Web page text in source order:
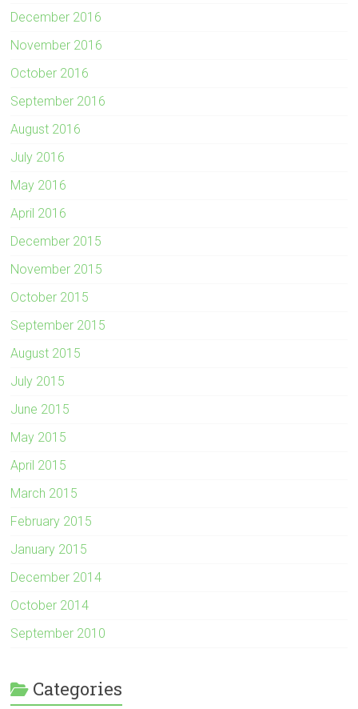
December 2016
November 2016
October 2016
September 2016
August 2016
July 2016
May 2016
April 2016
December 2015
November 2015
October 2015
September 2015
August 2015
July 2015
June 2015
May 2015
April 2015
March 2015
February 2015
January 2015
December 2014
October 2014
September 2010
Categories